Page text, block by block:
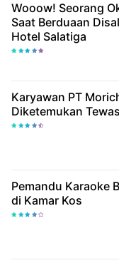
Wooow! Seorang
Saat Berduaan
Hotel Salatiga
Karyawan PT
Diketemukan
Pemandu Karaoke
di Kamar Kos